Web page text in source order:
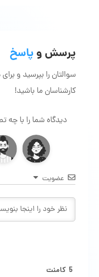
پرسش و پاسخ
سوالتان را بپرسید و
کارشناسان ما باشید!
دیدگاه شما را با
عضویت
5 کامنت